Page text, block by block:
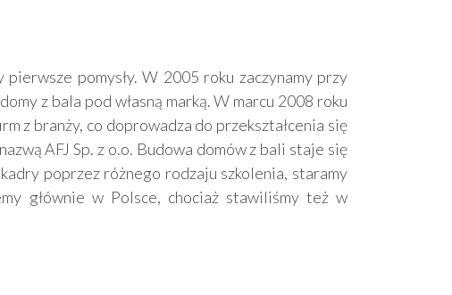
pomysły. W 2005 roku zaczynamy przy
z bala pod własną marką. W marcu 2008 roku
z branży, co doprowadza do przekształcenia się
AFJ Sp. z o.o. Budowa domów z bali staje się
poprzez różnego rodzaju szkolenia, staramy
głównie w Polsce, chociaż stawiliśmy też w